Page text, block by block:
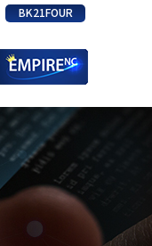
BK21FOUR